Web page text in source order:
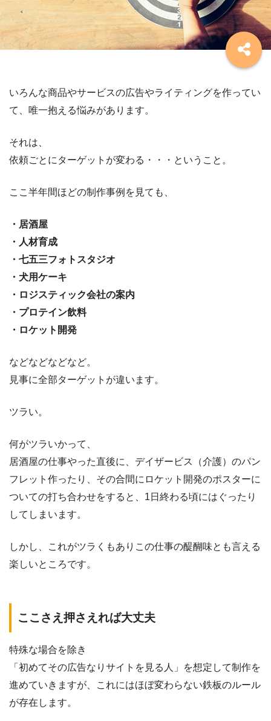
いろんな商品やサービスの広告やライティングを作ってい
て、唯一抱える悩みがあります。
それは、
依頼ごとにターゲットが変わる・・・ということ。
ここ半年間ほどの制作事例を見ても、
・居酒屋
・人材育成
・七五三フォトスタジオ
・犬用ケーキ
・ロジスティック会社の案内
・プロテイン飲料
・ロケット開発
などなどなどなど。
見事に全部ターゲットが違います。
ツラい。
何がツラいかって、
居酒屋の仕事やった直後に、デイザービス（介護）のパン
フレット作ったり、その合間にロケット開発のポスターに
ついての打ち合わせをすると、1日終わる頃にはぐったり
してしまいます。
しかし、これがツラくもありこの仕事の醍醐味とも言える
楽しいところです。
ここさえ押さえれば大丈夫
特殊な場合を除き
「初めてその広告なりサイトを見る人」を想定して制作を
進めていきますが、これにはほぼ変わらない鉄板のルール
が存在します。